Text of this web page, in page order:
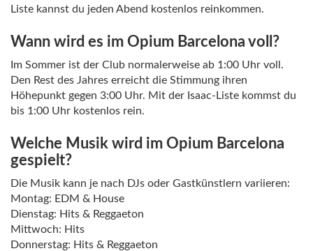
Liste kannst du jeden Abend kostenlos reinkommen.
Wann wird es im Opium Barcelona voll?
Im Sommer ist der Club normalerweise ab 1:00 Uhr voll.
Den Rest des Jahres erreicht die Stimmung ihren
Höhepunkt gegen 3:00 Uhr. Mit der Isaac-Liste kommst du
bis 1:00 Uhr kostenlos rein.
Welche Musik wird im Opium Barcelona
gespielt?
Die Musik kann je nach DJs oder Gastkünstlern variieren:
Montag: EDM & House
Dienstag: Hits & Reggaeton
Mittwoch: Hits
Donnerstag: Hits & Reggaeton